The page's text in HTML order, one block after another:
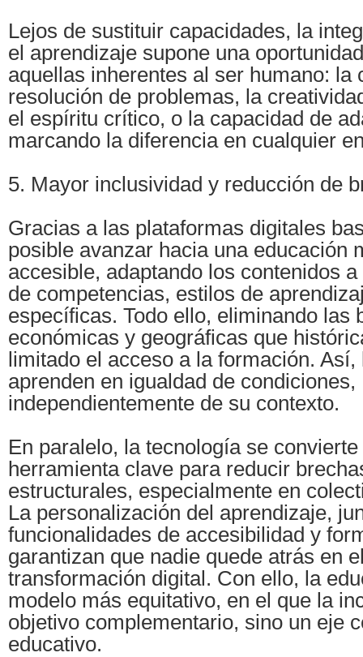
Lejos de sustituir capacidades, la
el aprendizaje supone una
aquellas inherentes al ser humano: la
resolución de problemas, la
el espíritu crítico, o la capacidad de
marcando la diferencia en cualquier
5. Mayor inclusividad y reducción de
Gracias a las plataformas digitales
posible avanzar hacia una educación
accesible, adaptando los contenidos
de competencias, estilos de
específicas. Todo ello, eliminando las
económicas y geográficas que
limitado el acceso a la formación.
aprenden en igualdad de condiciones,
independientemente de su contexto.
En paralelo, la tecnología se convierte
herramienta clave para reducir
estructurales, especialmente en
La personalización del aprendizaje,
funcionalidades de accesibilidad y
garantizan que nadie quede atrás en
transformación digital. Con ello, la
modelo más equitativo, en el que la
objetivo complementario, sino un eje
educativo.